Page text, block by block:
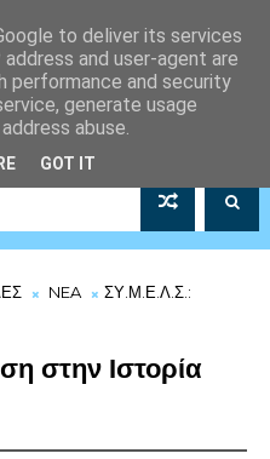
NEA
ΣΥ.Μ.Ε.Λ.Σ.:
στην Ιστορία
to deliver its services
and user-agent are
performance and security
generate usage
abuse.
GOT IT